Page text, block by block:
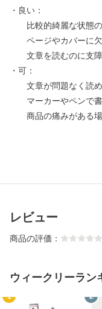
・良い：
比較的綺麗な状態の
ページやカバーに欠
文章を読むのに支障
・可：
文章が問題なく読め
マーカーやペンで書
商品の痛みがある場
レビュー
商品の評価：
ウィークリーラン
1 2